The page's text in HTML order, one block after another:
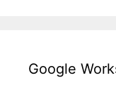
Google